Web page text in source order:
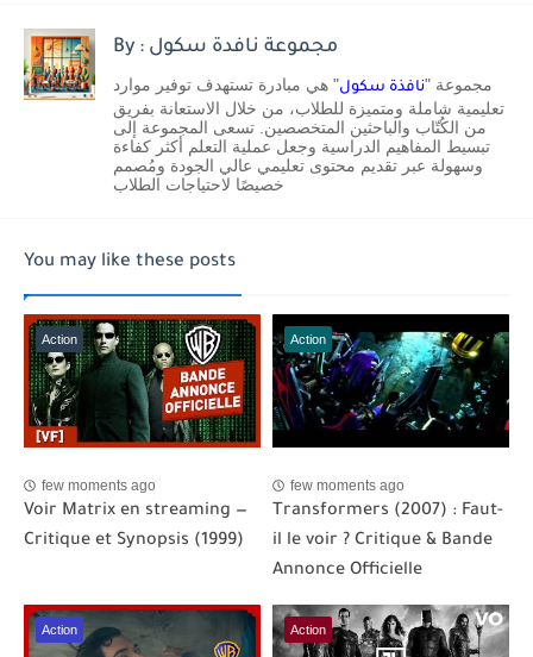
By : مجموعة نافدة سكول
مجموعة "نافذة سكول" هي مبادرة تستهدف توفير موارد
تعليمية شاملة ومتميزة للطلاب، من خلال الاستعانة بفريق
من الكُتّاب والباحثين المتخصصين. تسعى المجموعة إلى
تبسيط المفاهيم الدراسية وجعل عملية التعلم أكثر كفاءة
وسهولة عبر تقديم محتوى تعليمي عالي الجودة ومُصمم
خصيصًا لاحتياجات الطلاب
You may like these posts
Action
few moments ago
Voir Matrix en streaming —
Critique et Synopsis (1999)
Action
few moments ago
Transformers (2007) : Faut-
il le voir ? Critique & Bande
Annonce Officielle
Action Action